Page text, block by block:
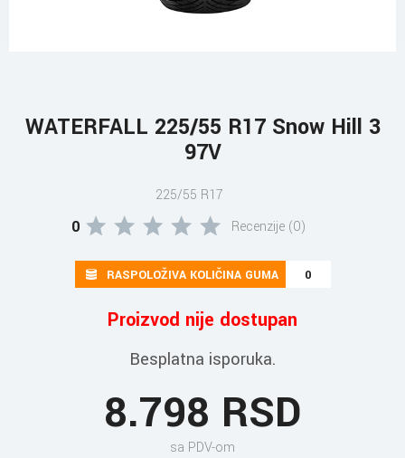
WATERFALL 225/55 R17 Snow Hill 3
97V
225/55 R17
0 Recenzije (0)
RASPOLOŽIVA KOLIČINA GUMA 0
Proizvod nije dostupan
Besplatna isporuka.
8.798 RSD
sa PDV-om